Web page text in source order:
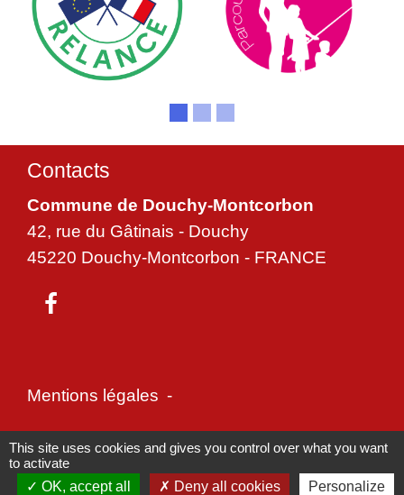
Contacts
Commune de Douchy-Montcorbon
42, rue du Gâtinais - Douchy
45220 Douchy-Montcorbon - FRANCE
Mentions légales -
Politique de confidentialité - Accessibilité -
Plan du site - Gestion des cookies
This site uses cookies and gives you control over what you want
to activate
OK, accept all
Deny all cookies Personalize